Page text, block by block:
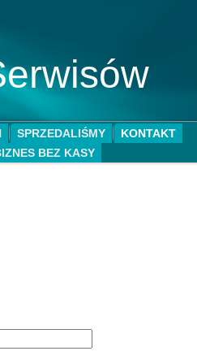
SPRZEDALIŚMY
KONTAKT
BEZ KASY